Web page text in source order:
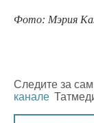
Фото: Мэрия
Следите за
канале